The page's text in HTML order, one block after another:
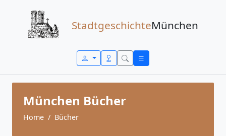
StadtgeschichteMünchen
München Bücher
Home Bücher